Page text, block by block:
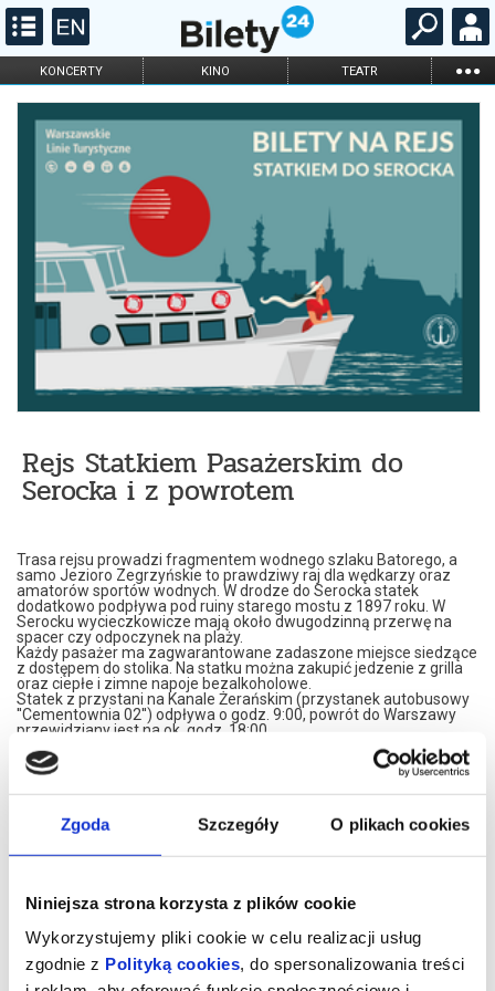
Zgoda Szczegóły O plikach cookies
Niniejsza strona korzysta z plików cookie
Wykorzystujemy pliki cookie w celu realizacji usług
zgodnie z Polityką cookies, do spersonalizowania treści
KONCERTY KINO TEATR ...
FILHARMONIA OPERA I BALET
DLA DZIECI
KARNETY
Rejs Statkiem Pasażerskim do
Serocka i z powrotem
Trasa rejsu prowadzi fragmentem wodnego szlaku Batorego, a
samo Jezioro Zegrzyńskie to prawdziwy raj dla wędkarzy oraz
amatorów sportów wodnych. W drodze do Serocka statek
dodatkowo podpływa pod ruiny starego mostu z 1897 roku. W
Serocku wycieczkowicze mają około dwugodzinną przerwę na
spacer czy odpoczynek na plaży.
Każdy pasażer ma zagwarantowane zadaszone miejsce siedzące
z dostępem do stolika. Na statku można zakupić jedzenie z grilla
oraz ciepłe i zimne napoje bezalkoholowe.
Statek z przystani na Kanale Żerańskim (przystanek autobusowy
''Cementownia 02'') odpływa o godz. 9:00, powrót do Warszawy
przewidziany jest na ok. godz. 18:00.
Cena biletów:
1. Bilet Normalny - 36 zł (ważny dla jednej osoby)
2. Bilet Ulgowy - 18 zł (ważny dla jednej osoby)
W ramachBiletu Rodzinnegomożna zakupić bilety:
1) Bilet Rodzinny rodzic/opiekun - 25 zł
(ważny dla jednej osoby)
2) Bilet Rodzinny ulgowy - 18 złdla dzieci powyżej 7 lat do
dla jednej osoby)
Uwaga!
**Bilet Rodzinny bezpłatny
wydawany jest wyłącznie w POP ZTM Dworzec Wileński w
godzinach sprzedaży stacjonarnej biletów na statek do Serocka